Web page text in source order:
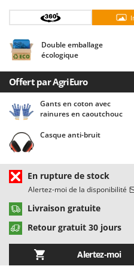
Chaudrons
Cisailles à gazon à
Cisailles taille-haies
Climatiseurs
Compresseurs d'air
Compresseurs pour la
Coupe-bordures -
Coupe-branches
Couveuses à œufs
Cultivateurs Tiller à
D
Débroussailleuses
Décompacteurs agricoles
Découpeurs plasma
Déplaqueuses de gazon
Barbieri
Batavia
Benassi
Berkel
Bernardi
Bertolini Pumps
Besser Vacuum
Bestway
Beta tools
Bissell
Black & Decker
BlackStone
Blue Bird
Bomet
Double emballage
écologique
Offert par AgriEuro
Gants en coton avec
rainures en caoutchouc
Casque anti-bruit
En rupture de stock
Alertez-moi de la disponibilité
Livraison gratuite
Retour gratuit 30 jours
Alertez-moi